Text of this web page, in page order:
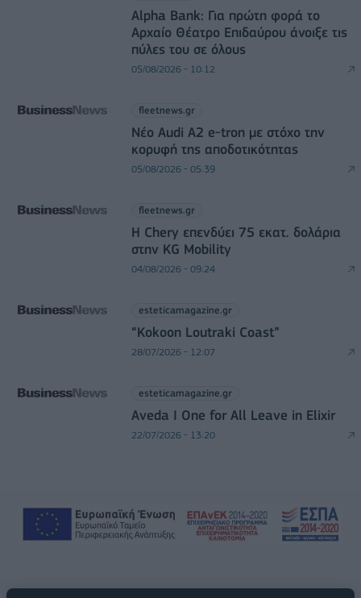
Alpha Bank: Για πρώτη φορά το
Αρχαίο Θέατρο Επιδαύρου άνοιξε τις
πύλες του σε όλους
05/08/2026 - 10:12
fleetnews.gr
Νέο Audi A2 e-tron με στόχο την
κορυφή της αποδοτικότητας
05/08/2026 - 05:39
fleetnews.gr
Η Chery επενδύει 75 εκατ. δολάρια
στην KG Mobility
04/08/2026 - 09:24
esteticamagazine.gr
“Kokoon Loutraki Coast”
28/07/2026 - 12:07
esteticamagazine.gr
Aveda I One for All Leave in Elixir
22/07/2026 - 13:20